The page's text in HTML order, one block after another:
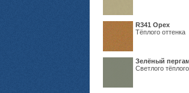
R341 Орех
Тёплого оттенка
Зелёный
Светлого